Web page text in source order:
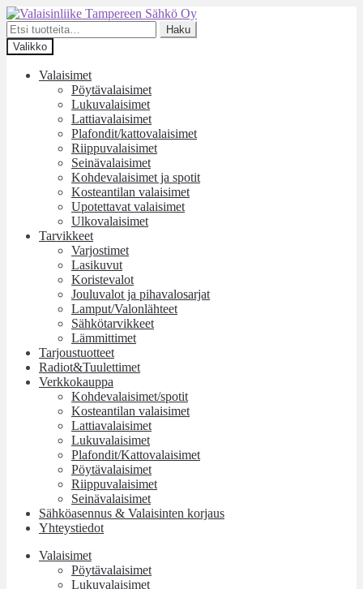
Siirry
navigointiin
Siirry
sisältöön
Etsi:
Haku
Valikko
Valaisimet
Pöytävalaisimet
Lukuvalaisimet
Lattiavalaisimet
Plafondit/kattovalaisimet
Riippuvalaisimet
Seinävalaisimet
Kohdevalaisimet ja spotit
Kosteantilan valaisimet
Upotettavat valaisimet
Ulkovalaisimet
Tarvikkeet
Varjostimet
Lasikuvut
Koristevalot
Jouluvalot ja pihavalosarjat
Lamput/Valonlähteet
Sähkötarvikkeet
Lämmittimet
Tarjoustuotteet
Radiot&Tuulettimet
Verkkokauppa
Kohdevalaisimet/spotit
Kosteantilan valaisimet
Lattiavalaisimet
Lukuvalaisimet
Plafondit/Kattovalaisimet
Pöytävalaisimet
Riippuvalaisimet
Seinävalaisimet
Sähköasennus & Valaisinten korjaus
Yhteystiedot
Valaisimet
Pöytävalaisimet
Lukuvalaisimet